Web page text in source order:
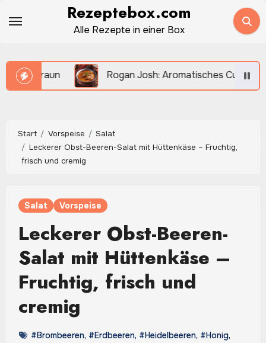
Inhalt
Rezeptebox.com
Alle Rezepte in einer Box
Rogan Josh: Aromatisches Curry mit zartem
Start Vorspeise
Salat
Leckerer Obst-Beeren-Salat mit Hüttenkäse – Fruchtig,
frisch und cremig
Salat Vorspeise
Leckerer Obst-Beeren-
Salat mit Hüttenkäse –
Fruchtig, frisch und
cremig
#Brombeeren, #Erdbeeren, #Heidelbeeren, #Honig,